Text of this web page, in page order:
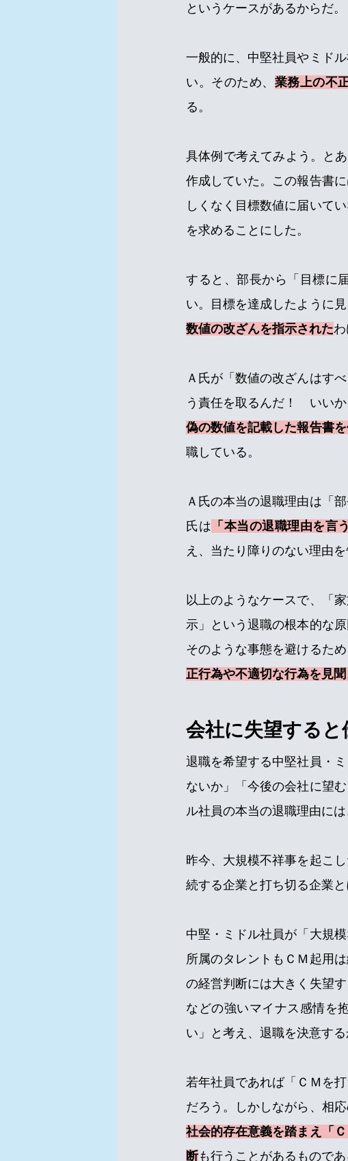
というケースがあるからだ。
一般的に、中堅社員やミド
い。そのため、 業務上の不
る。
具体例で考えてみよう。と
作成していた。この報告書
しくなく目標数値に届いて
を求めることにした。
すると、部長から「目標に
い。目標を達成したように
数値の改ざんを指示されたわ
Ａ氏が「数値の改ざんはす
う責任を取るんだ！　いい
偽の数値を記載した報告書
職している。
Ａ氏の本当の退職理由は「
氏は 「本当の退職理由を言
え、当たり障りのない理由
以上のようなケースで、「
示」という退職の根本的な
そのような事態を避けるた
正行為や不適切な行為を見
会社に失望する
退職を希望する中堅社員・
ないか」「今後の会社に望
ル社員の本当の退職理由には
昨今、大規模不祥事を起こ
続する企業と打ち切る企業
中堅・ミドル社員が「大規
所属のタレントもＣＭ起用
の経営判断には大きく失望す
などの強いマイナス感情を
い」と考え、退職を決意する
若年社員であれば「ＣＭを
だろう。しかしながら、相
社会的存在意義を踏まえ「
断も行うことがあるものであ